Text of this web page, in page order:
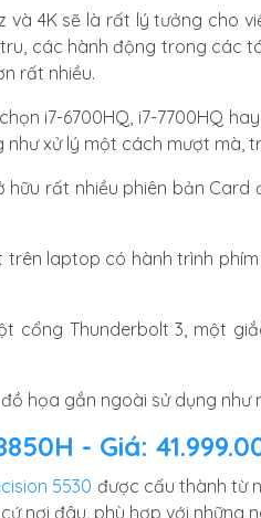
và 4K sẽ là rất lý tưởng
các hành động trong các
rất nhiều.
i7-6700HQ, i7-7700HQ
xử lý một cách mượt mà,
hữu rất nhiều phiên bản Card
laptop có hành trình
cổng Thunderbolt 3, một
họa gắn ngoài sử dụng như
- Giá:
5530 được cấu thành từ
nơi đâu, phù hợp với những